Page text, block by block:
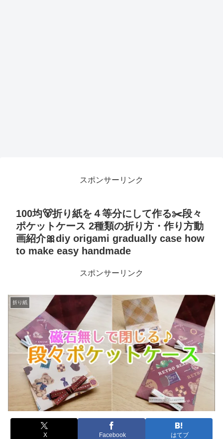
スポンサーリンク
100均🐻折り紙を４等分にして作る✂️段々
ポケットケース 2種類の折り方・作り方動
画紹介🎀diy origami gradually case how
to make easy handmade
スポンサーリンク
折り紙
X Facebook はてブ